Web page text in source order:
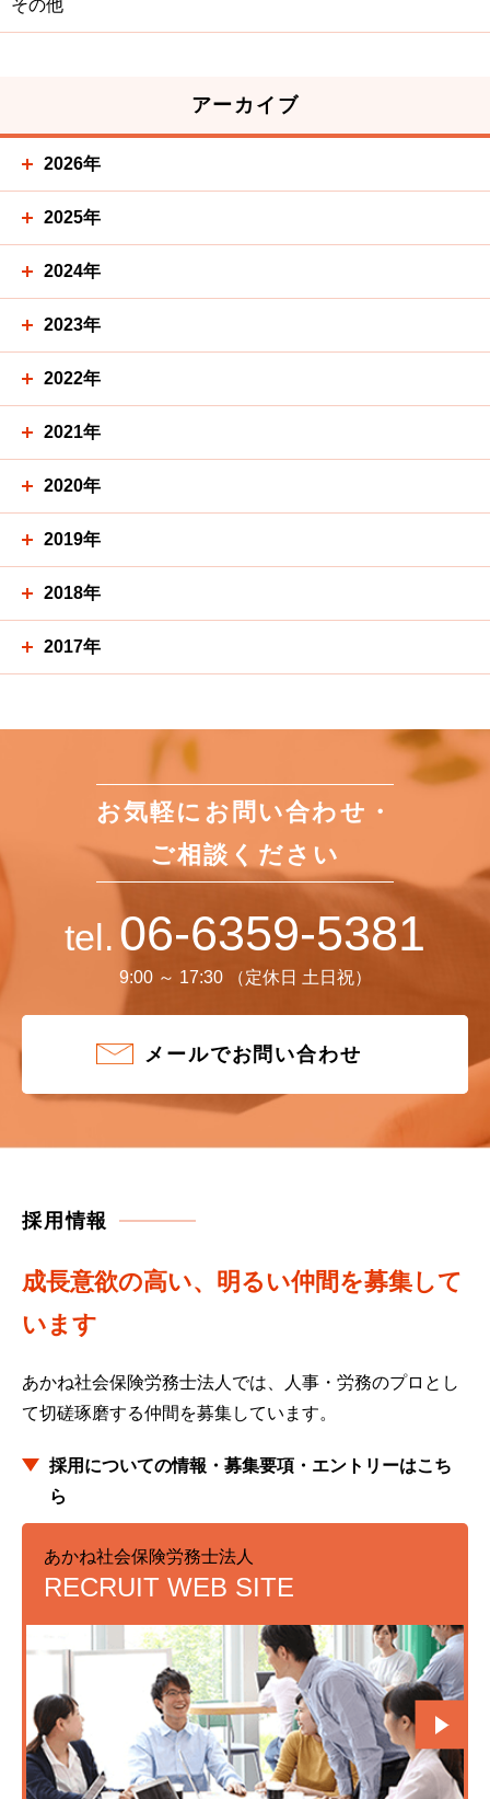
その他
アーカイブ
2026年
2025年
2024年
2023年
2022年
2021年
2020年
2019年
2018年
2017年
お気軽にお問い合わせ・
ご相談ください
tel. 06-6359-5381
9:00 ～ 17:30 （定休日 土日祝）
メールでお問い合わせ
採用情報
成長意欲の高い、明るい仲間を募集して
います
あかね社会保険労務士法人では、人事・労務のプロとし
て切磋琢磨する仲間を募集しています。
採用についての情報・募集要項・エントリーはこち
ら
あかね社会保険労務士法人
RECRUIT WEB SITE